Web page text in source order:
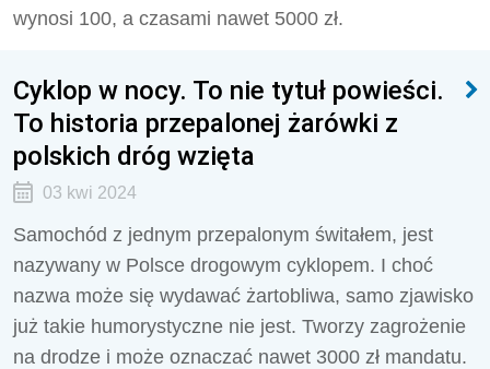
wynosi 100, a czasami nawet 5000 zł.
Cyklop w nocy. To nie tytuł powieści.
To historia przepalonej żarówki z
polskich dróg wzięta
03 kwi 2024
Samochód z jednym przepalonym świtałem, jest
nazywany w Polsce drogowym cyklopem. I choć
nazwa może się wydawać żartobliwa, samo zjawisko
już takie humorystyczne nie jest. Tworzy zagrożenie
na drodze i może oznaczać nawet 3000 zł mandatu.